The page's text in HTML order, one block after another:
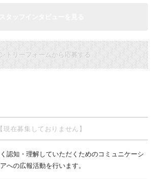
トリーフォームから応募する
【現在募集しておりません】
認知・理解していただくためのコミュニケーシ
への広報活動を行います。